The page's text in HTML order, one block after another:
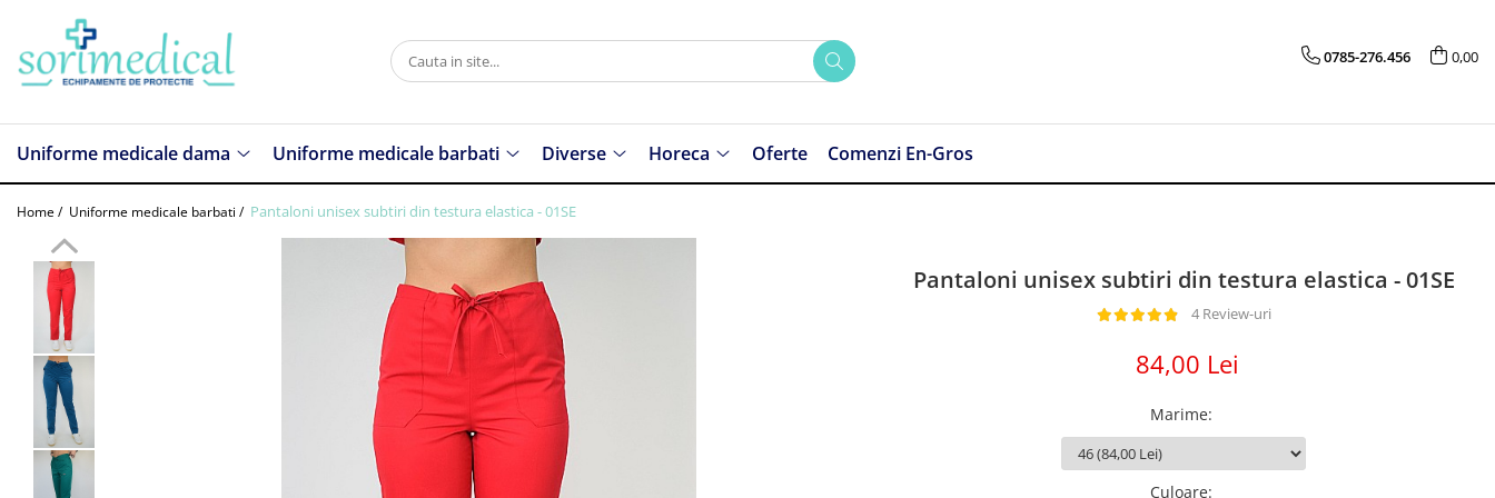
Uniforme medicale dama
Costume medicale dama
Halate
Bluze
Pantaloni
Sarafane
Uniforme medicale barbati
Costume medicale barbati
Halate
Bluze
Pantaloni
Diverse
Bonete
Ingrijire personala
Sorturi protectie
Accesorii
Horeca
Bonete
Sorturi protectie
0785-276.456 0,00
Uniforme medicale dama Uniforme medicale barbati Diverse Horeca Oferte Comenzi En-Gros
Home / Uniforme medicale barbati / Pantaloni unisex subtiri din testura elastica - 01SE
Pantaloni unisex subtiri din testura elastica - 01SE
4 Review-uri
84,00 Lei
Marime:
Culoare: